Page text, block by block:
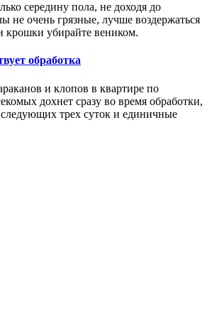
середину пола, не доходя до
не очень грязные, лучше воздержаться
крошки убирайте веником.
обработка
и клопов в квартире по
дохнет сразу во время обработки,
трех суток и единичные